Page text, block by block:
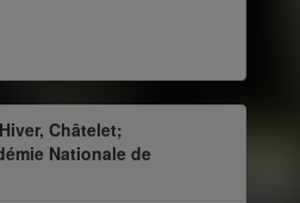
Châtelet;
Nationale de